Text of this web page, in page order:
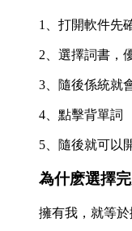
1、打開軟件先
2、選擇詞書，
3、隨後係統就
4、點擊背單詞
5、隨後就可以
為什麽選擇
擁有我，就等於